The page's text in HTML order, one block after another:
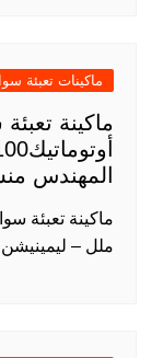
ماكينات تعبئة
ماكينة
المهندس
ملل –